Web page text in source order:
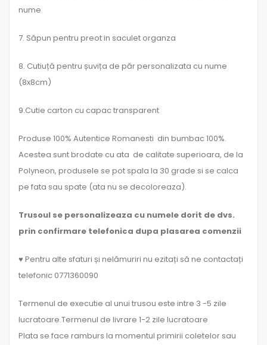
nume
7. Săpun pentru preot in saculet organza
8. Cutiuță pentru șuvița de păr personalizata cu nume
(8x8cm)
9.Cutie carton cu capac transparent
Produse 100% Autentice Romanesti din bumbac 100%.
Acestea sunt brodate cu ata de calitate superioara, de la
Polyneon, produsele se pot spala la 30 grade si se calca
pe fata sau spate (ata nu se decoloreaza).
Trusoul se personalizeaza cu numele dorit de dvs.
prin confirmare telefonica dupa plasarea comenzii
♥ Pentru alte sfaturi și nelămuriri nu ezitați să ne contactați
telefonic 0771360090
Termenul de executie al unui trusou este intre 3 -5 zile
lucratoare.Termenul de livrare 1-2 zile lucratoare
Plata se face ramburs la momentul primirii coletelor sau